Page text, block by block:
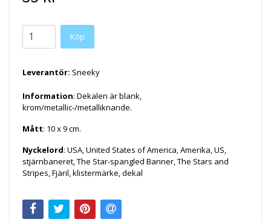
Köp
Leverantör: Sneeky
Information: Dekalen är blank,
krom/metallic-/metalliknande.
Mått: 10 x 9 cm.
Nyckelord: USA, United States of America, Amerika, US,
stjärnbaneret, The Star-spangled Banner, The Stars and
Stripes, Fjäril, klistermärke, dekal